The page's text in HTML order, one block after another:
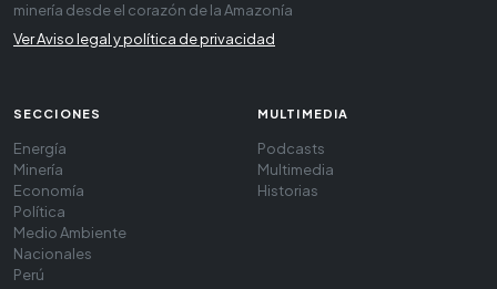
minería desde el corazón de la Amazonía
Ver Aviso legal y política de privacidad
SECCIONES
Energía
Minería
Economía
Política
Medio Ambiente
Nacionales
Perú
MULTIMEDIA
Podcasts
Multimedia
Historias